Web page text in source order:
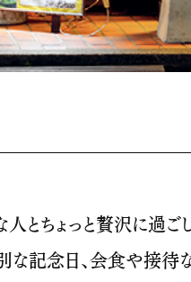
とちょっと贅沢に過ご
な記念日、会食や接待